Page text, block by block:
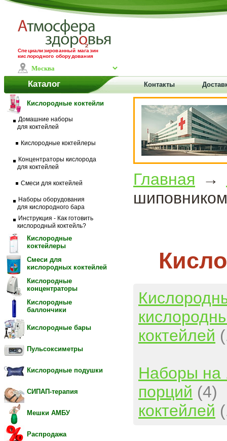
Специализированный магазин
кислородного оборудования
Каталог Контакты
Кислородные коктейли
Домашние наборы
для коктейлей
Кислородные коктейлеры
Концентраторы кислорода
для коктейлей
Смеси для коктейлей
Наборы оборудования
для кислородного бара
Инструкция - Как готовить
кислородный коктейль?
Кислородные
коктейлеры
Смеси для
кислородных коктейлей
Кислородные
концентраторы
Кислородные
баллончики
Кислородные бары
Пульсоксиметры
Кислородные подушки
СИПАП-терапия
Мешки АМБУ
Распродажа
Главная →
шиповником
коктейлей
Наборы на
порций (4)
коктейлей